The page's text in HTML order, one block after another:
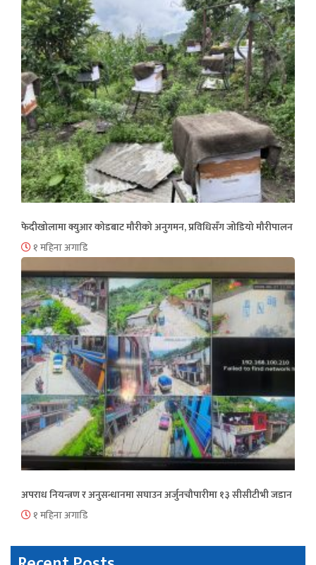
फेदीखोलामा क्युआर कोडबाट मौरीको अनुगमन, प्रविधिसँग जोडियो मौरीपालन
१ महिना अगाडि
अपराध नियन्त्रण र अनुसन्धानमा सघाउन अर्जुनचौपारीमा १३ सीसीटीभी जडान
१ महिना अगाडि